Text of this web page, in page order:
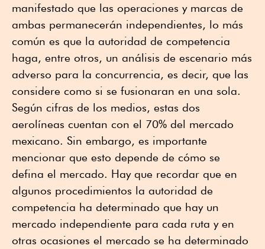
manifestado que las operaciones y marcas de
ambas permanecerán independientes, lo más
común es que la autoridad de competencia
haga, entre otros, un análisis de escenario más
adverso para la concurrencia, es decir, que las
considere como si se fusionaran en una sola.
Según cifras de los medios, estas dos
aerolíneas cuentan con el 70% del mercado
mexicano. Sin embargo, es importante
mencionar que esto depende de cómo se
defina el mercado. Hay que recordar que en
algunos procedimientos la autoridad de
competencia ha determinado que hay un
mercado independiente para cada ruta y en
otras ocasiones el mercado se ha determinado